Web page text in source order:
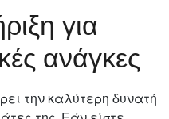
για
ανάγκες
την καλύτερη δυνατή